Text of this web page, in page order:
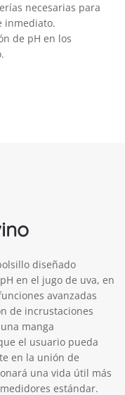
necesarias para
inmediato.
de pH en los
diseñado
en el jugo de uva, en
avanzadas
de incrustaciones
manga
el usuario pueda
en la unión de
una vida útil más
estándar.